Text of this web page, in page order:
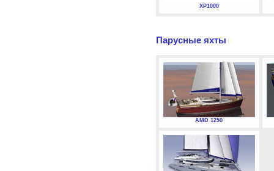
XP1000
Парусные яхты
AMD 1250